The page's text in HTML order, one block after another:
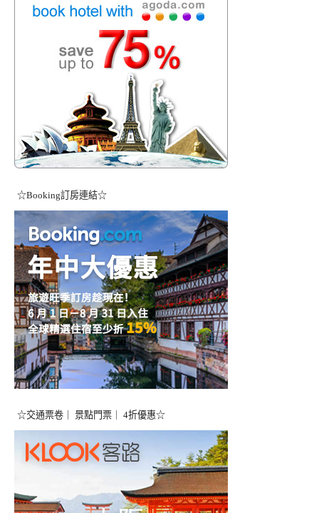
☆Booking訂房連結☆
☆交通票卷｜ 景點門票｜ 4折優惠☆